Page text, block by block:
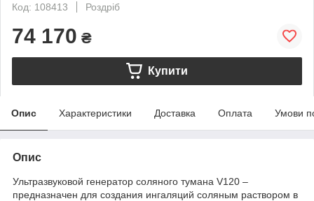
Код: 108413
Роздріб
74 170 ₴
Купити
Опис Характеристики Доставка Оплата Умови
Опис
Ультразвуковой генератор соляного тумана V120 –
предназначен для создания ингаляций соляным раствором в